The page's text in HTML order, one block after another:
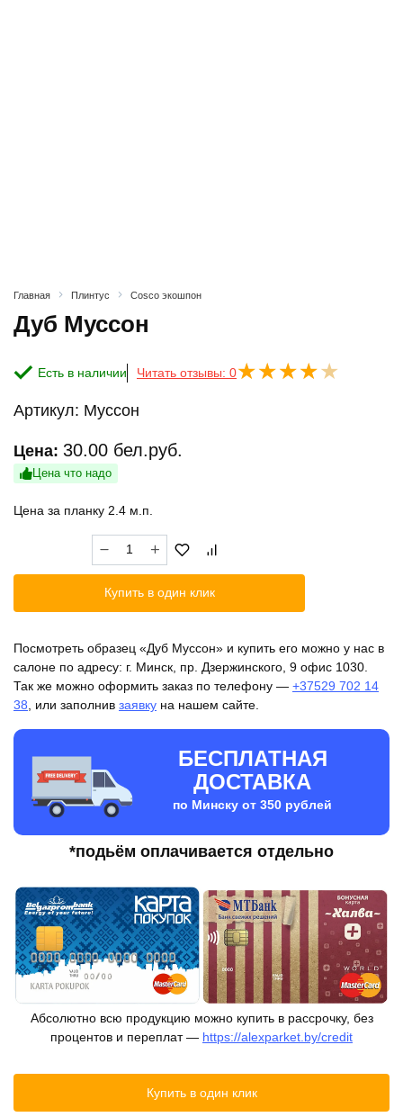
Главная Плинтус Cosco экошпон
Дуб Муссон
Есть в наличии Читать отзывы: 0
Артикул: Муссон
Цена: 30.00 бел.руб.
Цена что надо
Цена за планку 2.4 м.п.
Количество
товара
Муссон
Купить в один клик
Посмотреть образец «Дуб Муссон» и купить его можно у нас в
салоне по адресу: г. Минск, пр. Дзержинского, 9 офис 1030.
Так же можно оформить заказ по телефону — +37529 702 14
38 , или заполнив заявку на нашем сайте.
БЕСПЛАТНАЯ
ДОСТАВКА
по Минску от 350 рублей
*подьём оплачивается отдельно
Абсолютно всю продукцию можно купить в рассрочку, без
процентов и переплат — https://alexparket.by/credit
Купить в один клик